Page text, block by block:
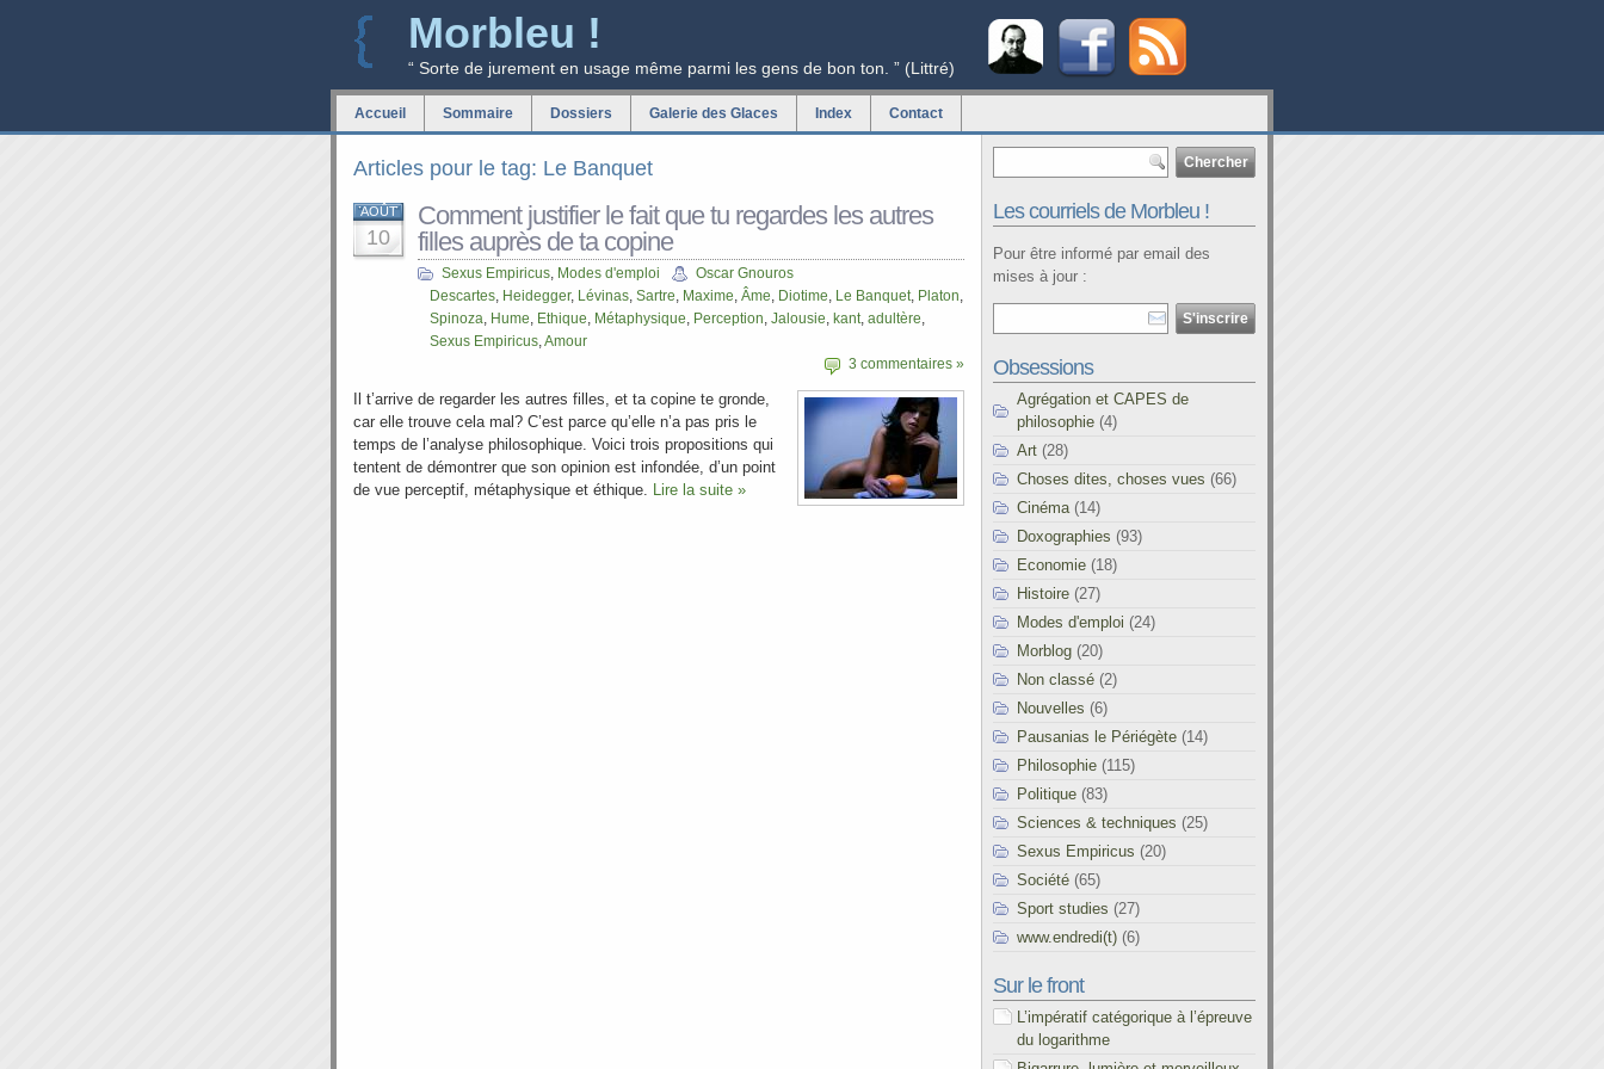
Morbleu !
“ Sorte de jurement en usage même parmi les gens de bon ton. ” (Littré)
Accueil Sommaire Dossiers Galerie des Glaces Index Contact
Articles pour le tag: Le Banquet
AOÛT
10
Comment justifier le fait que tu regardes les autres
filles auprès de ta copine
Sexus Empiricus, Modes d'emploi
Oscar Gnouros
Descartes, Heidegger, Lévinas, Sartre, Maxime, Âme, Diotime, Le Banquet, Platon,
Spinoza, Hume, Ethique, Métaphysique, Perception, Jalousie, kant, adultère,
Sexus Empiricus,Amour
3 commentaires »
Il t’arrive de regarder les autres filles, et ta copine te gronde,
car elle trouve cela mal? C’est parce qu’elle n’a pas pris le
temps de l’analyse philosophique. Voici trois propositions qui
tentent de démontrer que son opinion est infondée, d’un point
de vue perceptif, métaphysique et éthique. Lire la suite »
Les courriels de Morbleu !
Pour être informé par email des
mises à jour :
Obsessions
Agrégation et CAPES de
philosophie (4)
Art (28)
Choses dites, choses vues (66)
Cinéma (14)
Doxographies (93)
Economie (18)
Histoire (27)
Modes d'emploi (24)
Morblog (20)
Non classé (2)
Nouvelles (6)
Pausanias le Périégète (14)
Philosophie (115)
Politique (83)
Sciences & techniques (25)
Sexus Empiricus (20)
Société (65)
Sport studies (27)
www.endredi(t) (6)
Sur le front
L’impératif catégorique à l’épreuve
du logarithme